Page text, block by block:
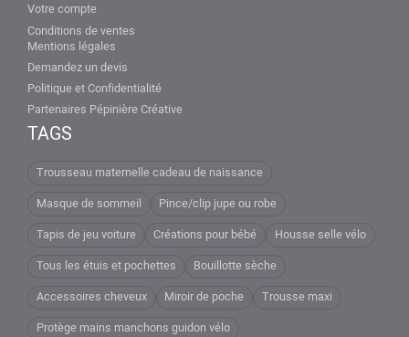
Votre compte
Conditions de ventes
Mentions légales
Demandez un devis
Politique et Confidentialité
Partenaires Pépinière Créative
TAGS
Trousseau maternelle cadeau de naissance
Masque de sommeil
Pince/clip jupe ou robe
Tapis de jeu voiture
Créations pour bébé
Housse selle vélo
Tous les étuis et pochettes
Bouillotte sèche
Accessoires cheveux
Miroir de poche
Trousse maxi
Protège mains manchons guidon vélo